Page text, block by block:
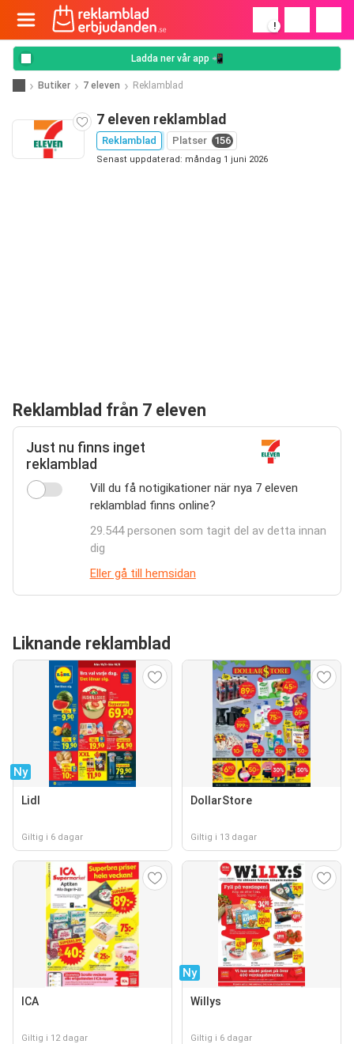
!
Ladda ner vår app 📲
Butiker 7 eleven Reklamblad
7 eleven reklamblad
Reklamblad Platser 156
Senast uppdaterad: måndag 1 juni 2026
Reklamblad från 7 eleven
Just nu finns inget
reklamblad
Vill du få notigikationer när nya 7 eleven
reklamblad finns online?
29.544 personen som tagit del av detta innan
dig
Eller gå till hemsidan
Liknande reklamblad
Ny
Lidl
Giltig i 6 dagar
DollarStore
Giltig i 13 dagar
ICA
Giltig i 12 dagar
Ny
Willys
Giltig i 6 dagar